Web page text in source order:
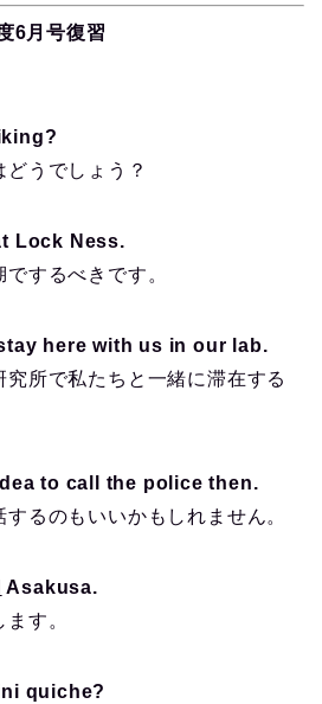
6月号復習
うでしょう？
Lock Ness.
するべきです。
here with us in our lab.
所で私たちと一緒に滞在する
to call the police then.
るのもいいかもしれません。
Asakusa.
す。
quiche?